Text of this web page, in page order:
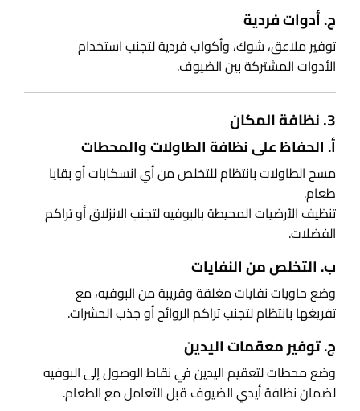
ج. أدوات فردية
توفير ملاعق، شوك، وأكواب فردية لتجنب استخدام
الأدوات المشتركة بين الضيوف.
3. نظافة المكان
أ. الحفاظ على نظافة الطاولات والمحطات
مسح الطاولات بانتظام للتخلص من أي انسكابات أو بقايا
طعام.
تنظيف الأرضيات المحيطة بالبوفيه لتجنب الانزلاق أو تراكم
الفضلات.
ب. التخلص من النفايات
وضع حاويات نفايات مغلقة وقريبة من البوفيه، مع
تفريغها بانتظام لتجنب تراكم الروائح أو جذب الحشرات.
ج. توفير معقمات اليدين
وضع محطات لتعقيم اليدين في نقاط الوصول إلى البوفيه
لضمان نظافة أيدي الضيوف قبل التعامل مع الطعام.